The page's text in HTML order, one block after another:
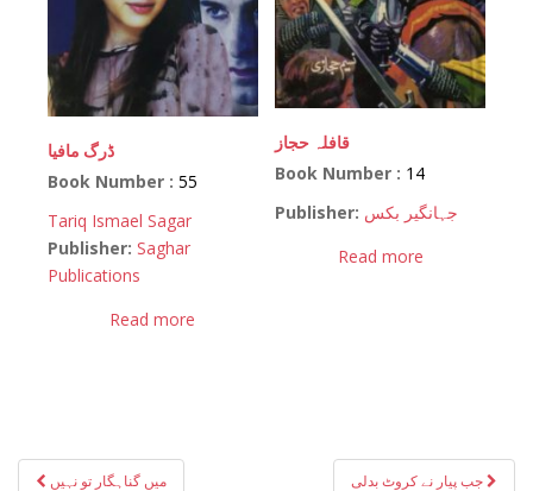
ڈرگ مافیا
Book Number : 55
Tariq Ismael Sagar
Publisher: Saghar
Publications
Read more
قافلہ حجاز
Book Number : 14
Publisher: جہانگیر بکس
Read more
Postمیں گناہگار تو نہیں